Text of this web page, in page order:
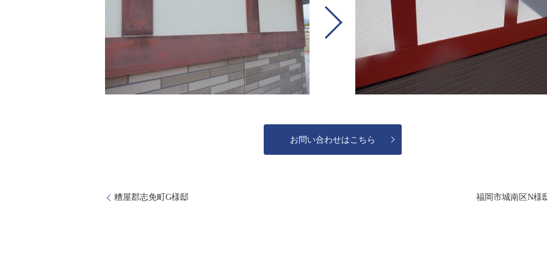
お問い合わせはこちら
糟屋郡志免町G様邸 福岡市城南区N様